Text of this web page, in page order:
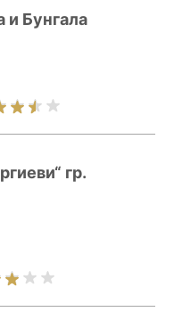
и Бунгала
гр.